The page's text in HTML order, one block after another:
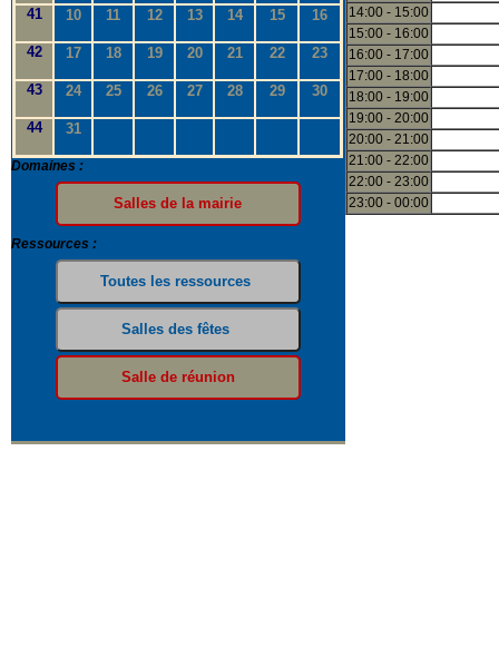
41 10 11 12 13 14 15 16
42 17 18 19 20 21 22 23
43 24 25 26 27 28 29 30
44 31
Domaines :
Ressources :
14:00 - 15:00
15:00 - 16:00
16:00 - 17:00
17:00 - 18:00
18:00 - 19:00
19:00 - 20:00
20:00 - 21:00
21:00 - 22:00
22:00 - 23:00
23:00 - 00:00